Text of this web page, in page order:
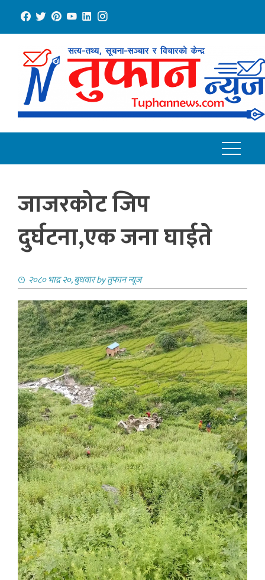
content
जाजरकोट जिप
दुर्घटना,एक जना घाईते
२०८० भाद्र २०, बुधवारbyतुफान न्यूज